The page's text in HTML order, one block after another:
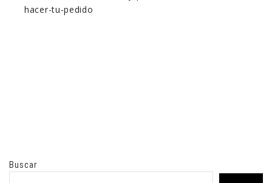
Buscar